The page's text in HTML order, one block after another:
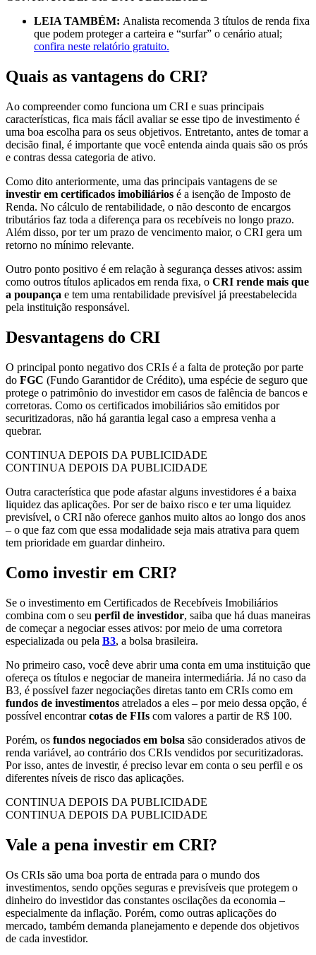
LEIA TAMBÉM: Analista recomenda 3 títulos de renda fixa
que podem proteger a carteira e “surfar” o cenário atual;
confira neste relatório gratuito.
Quais as vantagens do CRI?
Ao compreender como funciona um CRI e suas principais
características, fica mais fácil avaliar se esse tipo de investimento é
uma boa escolha para os seus objetivos. Entretanto, antes de tomar a
decisão final, é importante que você entenda ainda quais são os prós
e contras dessa categoria de ativo.
Como dito anteriormente, uma das principais vantagens de se
investir em certificados imobiliários é a isenção de Imposto de
Renda. No cálculo de rentabilidade, o não desconto de encargos
tributários faz toda a diferença para os recebíveis no longo prazo.
Além disso, por ter um prazo de vencimento maior, o CRI gera um
retorno no mínimo relevante.
Outro ponto positivo é em relação à segurança desses ativos: assim
como outros títulos aplicados em renda fixa, o CRI rende mais que
a poupança e tem uma rentabilidade previsível já preestabelecida
pela instituição responsável.
Desvantagens do CRI
O principal ponto negativo dos CRIs é a falta de proteção por parte
do FGC (Fundo Garantidor de Crédito), uma espécie de seguro que
protege o patrimônio do investidor em casos de falência de bancos e
corretoras. Como os certificados imobiliários são emitidos por
securitizadoras, não há garantia legal caso a empresa venha a
quebrar.
CONTINUA DEPOIS DA PUBLICIDADE
CONTINUA DEPOIS DA PUBLICIDADE
Outra característica que pode afastar alguns investidores é a baixa
liquidez das aplicações. Por ser de baixo risco e ter uma liquidez
previsível, o CRI não oferece ganhos muito altos ao longo dos anos
– o que faz com que essa modalidade seja mais atrativa para quem
tem prioridade em guardar dinheiro.
Como investir em CRI?
Se o investimento em Certificados de Recebíveis Imobiliários
combina com o seu perfil de investidor, saiba que há duas maneiras
de começar a negociar esses ativos: por meio de uma corretora
especializada ou pela B3, a bolsa brasileira.
No primeiro caso, você deve abrir uma conta em uma instituição que
ofereça os títulos e negociar de maneira intermediária. Já no caso da
B3, é possível fazer negociações diretas tanto em CRIs como em
fundos de investimentos atrelados a eles – por meio dessa opção, é
possível encontrarcotas de FIIs com valores a partir de R$ 100.
Porém, os fundos negociados em bolsa são considerados ativos de
renda variável, ao contrário dos CRIs vendidos por securitizadoras.
Por isso, antes de investir, é preciso levar em conta o seu perfil e os
diferentes níveis de risco das aplicações.
CONTINUA DEPOIS DA PUBLICIDADE
CONTINUA DEPOIS DA PUBLICIDADE
Vale a pena investir em CRI?
Os CRIs são uma boa porta de entrada para o mundo dos
investimentos, sendo opções seguras e previsíveis que protegem o
dinheiro do investidor das constantes oscilações da economia –
especialmente da inflação. Porém, como outras aplicações do
mercado, também demanda planejamento e depende dos objetivos
de cada investidor.